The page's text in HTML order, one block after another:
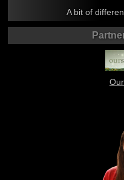
A bit of